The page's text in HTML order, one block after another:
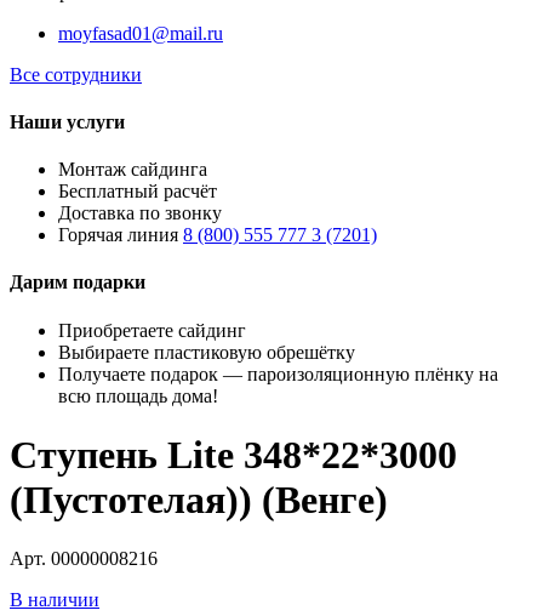
moyfasad01@mail.ru
Все сотрудники
Наши услуги
Монтаж сайдинга
Бесплатный расчёт
Доставка по звонку
Горячая линия 8 (800) 555 777 3 (7201)
Дарим подарки
Приобретаете сайдинг
Выбираете пластиковую обрешётку
Получаете подарок — пароизоляционную плёнку на
всю площадь дома!
Ступень Lite 348*22*3000
(Пустотелая)) (Венге)
Арт. 00000008216
В наличии